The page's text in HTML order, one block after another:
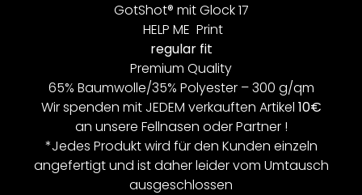
GotShot® mit Glock 17
HELP ME Print
regular fit
Premium Quality
65% Baumwolle/35% Polyester – 300 g/qm
Wir spenden mit JEDEM verkauften Artikel 10€
an unsere Fellnasen oder Partner !
*Jedes Produkt wird für den Kunden einzeln
angefertigt und ist daher leider vom Umtausch
ausgeschlossen